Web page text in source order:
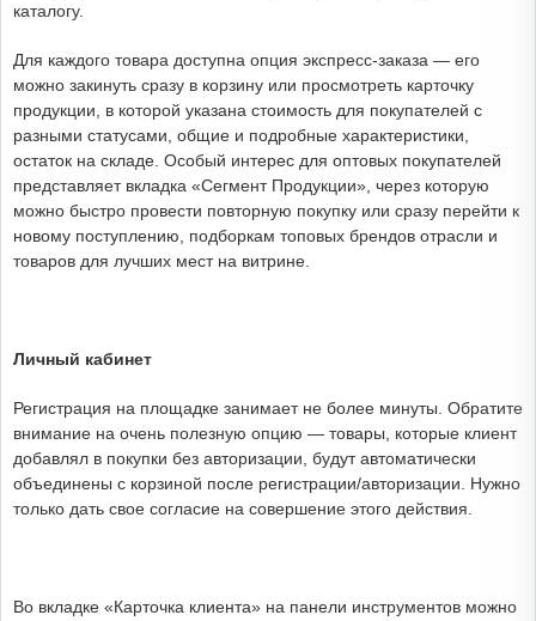
каталогу.
Для каждого товара доступна опция экспресс-заказа — его
можно закинуть сразу в корзину или просмотреть карточку
продукции, в которой указана стоимость для покупателей с
разными статусами, общие и подробные характеристики,
остаток на складе. Особый интерес для оптовых покупателей
представляет вкладка «Сегмент Продукции», через которую
можно быстро провести повторную покупку или сразу перейти к
новому поступлению, подборкам топовых брендов отрасли и
товаров для лучших мест на витрине.
Личный кабинет
Регистрация на площадке занимает не более минуты. Обратите
внимание на очень полезную опцию — товары, которые клиент
добавлял в покупки без авторизации, будут автоматически
объединены с корзиной после регистрации/авторизации. Нужно
только дать свое согласие на совершение этого действия.
Во вкладке «Карточка клиента» на панели инструментов можно